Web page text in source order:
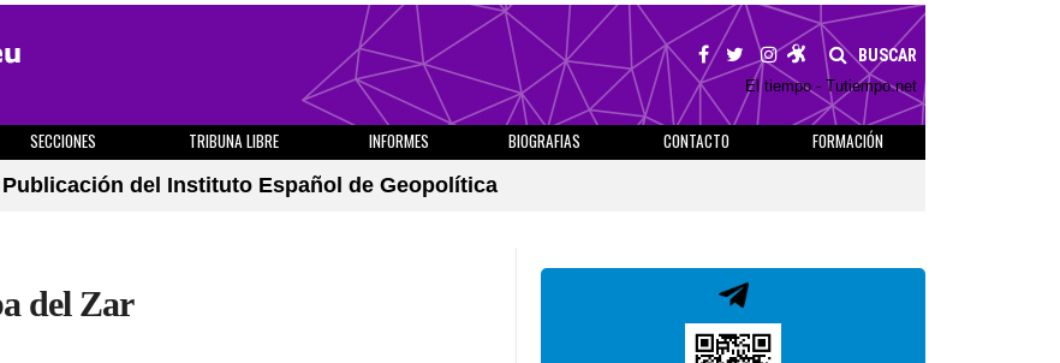
BUSCAR
El tiempo - Tutiempo.net
SECCIONES TRIBUNA LIBRE INFORMES BIOGRAFIAS CONTACTO
FORMACIÓN
Publicación del Instituto Español de Geopolítica
del Zar